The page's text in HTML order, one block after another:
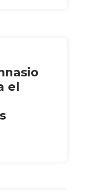
el